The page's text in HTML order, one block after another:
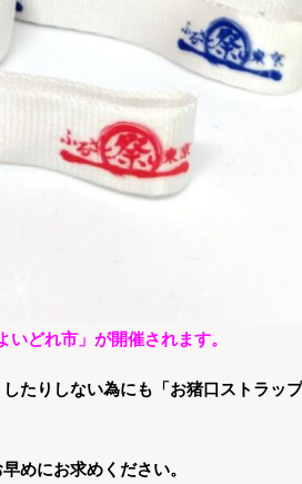
どれ市」が開催されます。
たりしない為にも「お猪口ストラップ
めにお求めください。